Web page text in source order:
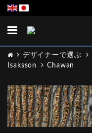
Toggle
デザイナーで選ぶ
Isaksson
Chawan